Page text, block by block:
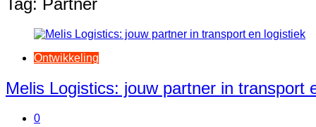
Tag: Partner
Ontwikkeling
Melis Logistics: jouw partner in transport
0